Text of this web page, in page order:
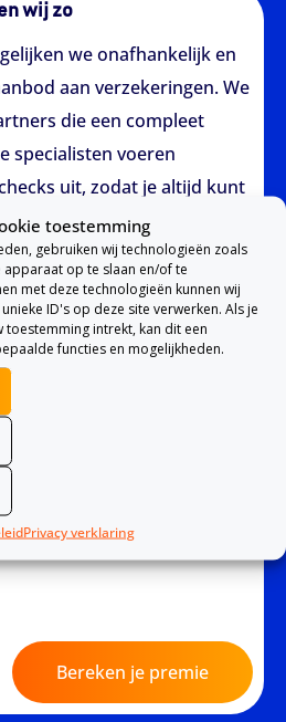
toestemming
gebruiken wij technologieën zoals
op te slaan en/of te
met deze technologieën kunnen wij
ID's op deze site verwerken. Als je
toestemming intrekt, kan dit een
functies en mogelijkheden.
Privacy verklaring
wij zo
we onafhankelijk en
aan verzekeringen. We
die een compleet
specialisten voeren
uit, zodat je altijd kunt
van de verzekeringen
premie
die je zoekt
betrouwba
Bereken je premie